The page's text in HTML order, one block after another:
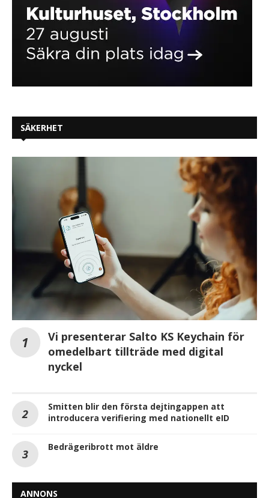
SÄKERHET
Vi presenterar Salto KS Keychain för
omedelbart tillträde med digital
nyckel
Smitten blir den första dejtingappen att
introducera verifiering med nationellt eID
Bedrägeribrott mot äldre
ANNONS